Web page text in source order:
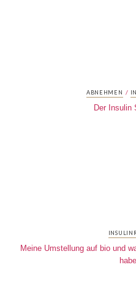
ABNEHMEN /
Der Insulin
Meine Umstellung auf bio und